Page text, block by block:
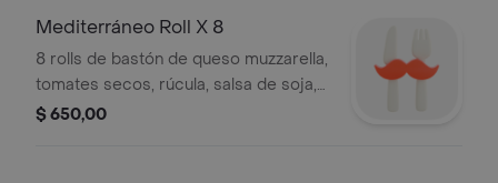
Mediterráneo Roll X 8
8 rolls de bastón de queso muzzarella,
tomates secos, rúcula, salsa de soja,
wasabi, jengibre, palitos.
$ 650,00